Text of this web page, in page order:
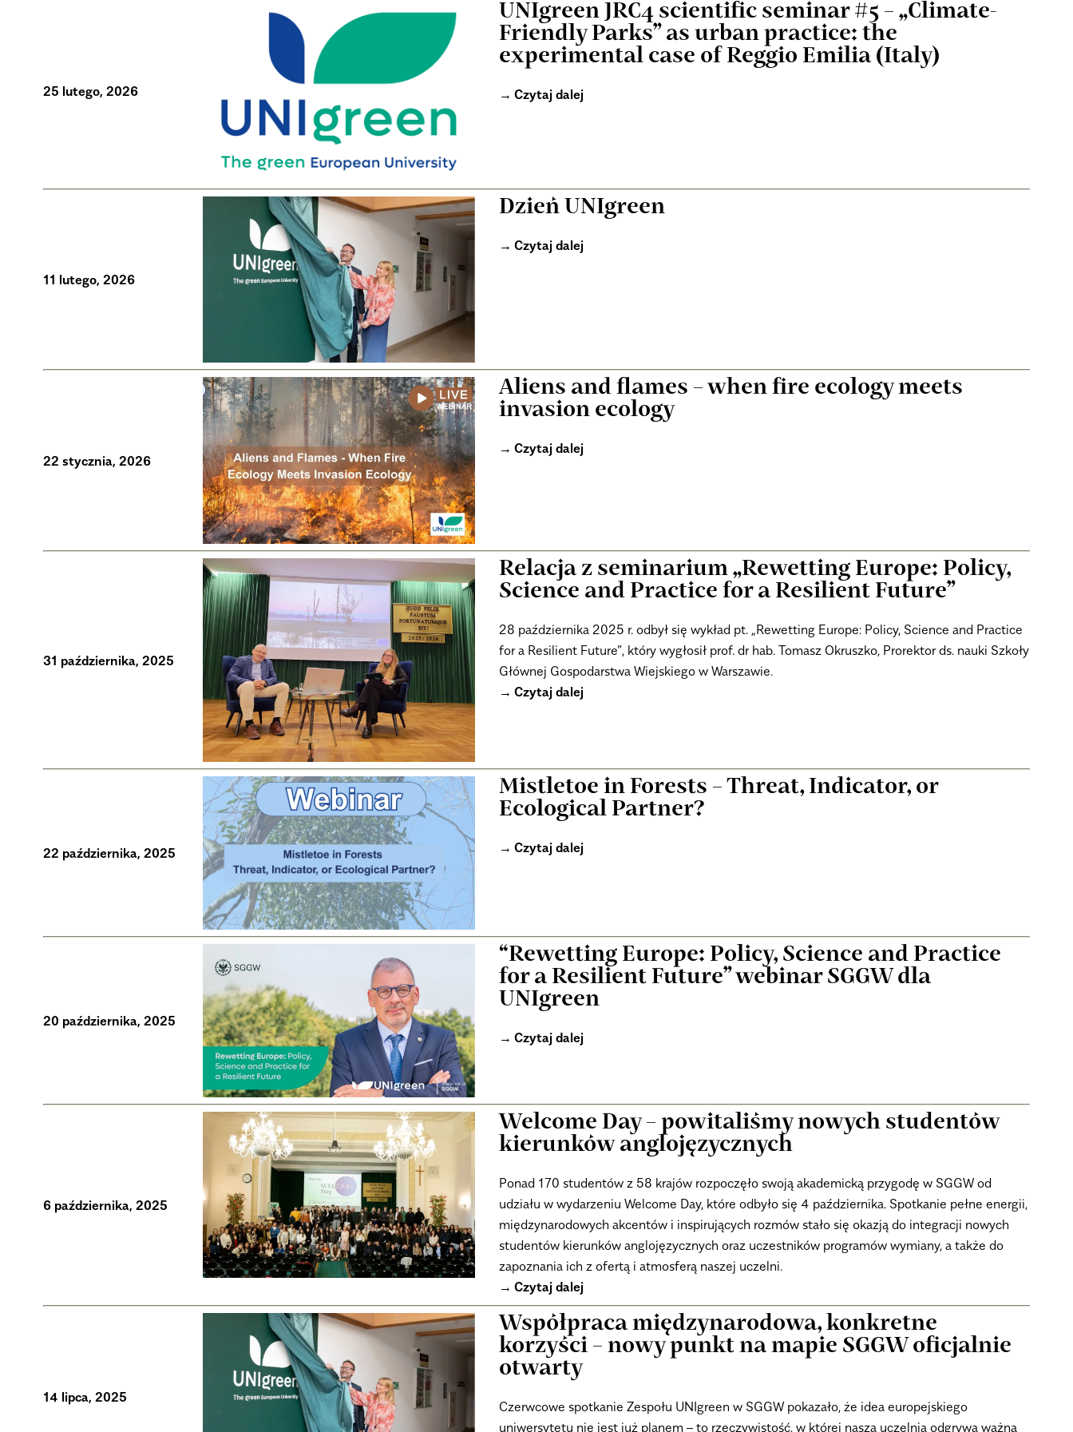
25 lutego, 2026
UNIgreen JRC4 scientific seminar #5 – „Climate-
Friendly Parks” as urban practice: the
experimental case of Reggio Emilia (Italy)
Czytaj dalej
11 lutego, 2026
Dzień UNIgreen
Czytaj dalej
22 stycznia, 2026
Aliens and flames – when fire ecology meets
invasion ecology
Czytaj dalej
31 października, 2025
Relacja z seminarium „Rewetting Europe: Policy,
Science and Practice for a Resilient Future”
28 października 2025 r. odbył się wykład pt. „Rewetting Europe: Policy, Science and Practice
for a Resilient Future”, który wygłosił prof. dr hab. Tomasz Okruszko, Prorektor ds. nauki Szkoły
Głównej Gospodarstwa Wiejskiego w Warszawie.
Czytaj dalej
22 października, 2025
Mistletoe in Forests – Threat, Indicator, or
Ecological Partner?
Czytaj dalej
20 października, 2025
“Rewetting Europe: Policy, Science and Practice
for a Resilient Future” webinar SGGW dla
UNIgreen
Czytaj dalej
6 października, 2025
Welcome Day – powitaliśmy nowych studentów
kierunków anglojęzycznych
Ponad 170 studentów z 58 krajów rozpoczęło swoją akademicką przygodę w SGGW od
udziału w wydarzeniu Welcome Day, które odbyło się 4 października. Spotkanie pełne energii,
międzynarodowych akcentów i inspirujących rozmów stało się okazją do integracji nowych
studentów kierunków anglojęzycznych oraz uczestników programów wymiany, a także do
zapoznania ich z ofertą i atmosferą naszej uczelni.
Czytaj dalej
14 lipca, 2025
Współpraca międzynarodowa, konkretne
korzyści – nowy punkt na mapie SGGW oficjalnie
otwarty
Czerwcowe spotkanie Zespołu UNIgreen w SGGW pokazało, że idea europejskiego
uniwersytetu nie jest już planem – to rzeczywistość, w której nasza uczelnia odgrywa ważną